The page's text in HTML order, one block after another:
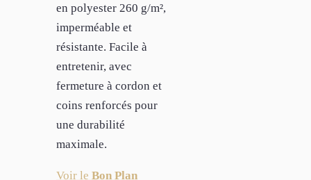
en polyester 260 g/m²,
imperméable et
résistante. Facile à
entretenir, avec
fermeture à cordon et
coins renforcés pour
une durabilité
maximale.
Voir le Bon Plan